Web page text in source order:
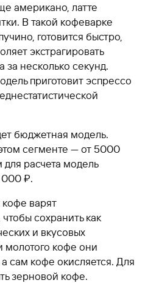
американо, латте
В такой кофеварке
готовится быстро,
экстрагировать
за несколько секунд.
приготовит эспрессо
бюджетная модель.
сегменте — от 5000
расчета модель
000 ₽.
варят
сохранить как
и вкусовых
кофе они
сам кофе окисляется. Для
зерновой кофе.